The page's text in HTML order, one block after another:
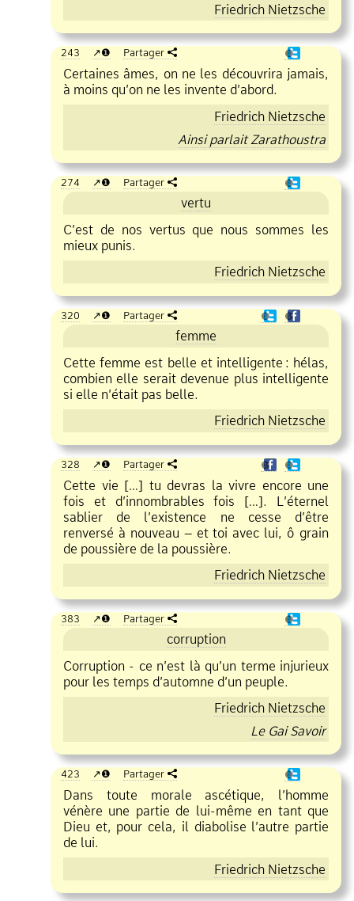
Friedrich Nietzsche
243 ❶ Partager ❶
Certaines âmes, on ne les découvrira jamais,
à moins qu’on ne les invente d’abord.
Friedrich Nietzsche
Ainsi parlait Zarathoustra
274 ❶ Partager ❶
vertu
C’est de nos vertus que nous sommes les
mieux punis.
Friedrich Nietzsche
320 ❶ Partager ❶ ❶
femme
Cette femme est belle et intelligente : hélas,
combien elle serait devenue plus intelligente
si elle n’était pas belle.
Friedrich Nietzsche
328 ❶ Partager ❶ ❶
Cette vie […] tu devras la vivre encore une
fois et d’innombrables fois […]. L’éternel
sablier de l’existence ne cesse d’être
renversé à nouveau – et toi avec lui, ô grain
de poussière de la poussière.
Friedrich Nietzsche
383 ❶ Partager ❶
corruption
Corruption
ce n’est là qu’un terme injurieux
pour les temps d’automne d’un peuple.
Friedrich Nietzsche
Le Gai Savoir
423 ❶ Partager ❶
Dans toute morale ascétique, l’homme
vénère une partie de lui même en tant que
Dieu et, pour cela, il diabolise l’autre partie
de lui.
Friedrich Nietzsche